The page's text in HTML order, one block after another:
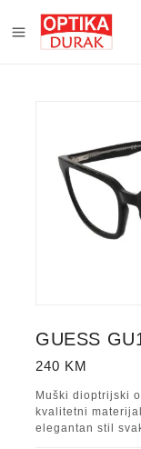
GUESS
240 KM
Muški dioptrijski
kvalitetni
elegantan stil